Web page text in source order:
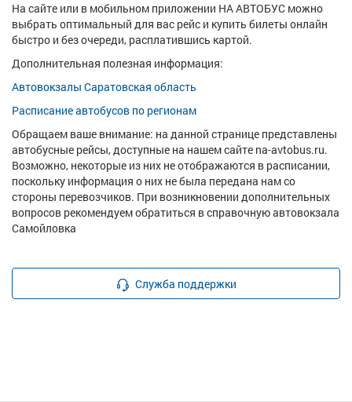
На сайте или в мобильном приложении НА АВТОБУС можно
выбрать оптимальный для вас рейс и купить билеты онлайн
быстро и без очереди, расплатившись картой.
Дополнительная полезная информация:
Автовокзалы Саратовская область
Расписание автобусов по регионам
Обращаем ваше внимание: на данной странице представлены
автобусные рейсы, доступные на нашем сайте na-avtobus.ru.
Возможно, некоторые из них не отображаются в расписании,
поскольку информация о них не была передана нам со
стороны перевозчиков. При возникновении дополнительных
вопросов рекомендуем обратиться в справочную автовокзала
Самойловка
Служба поддержки